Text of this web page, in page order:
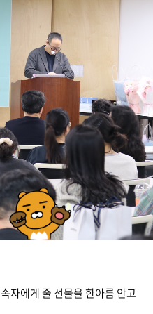
자에게 줄 선물을 한아름 안고